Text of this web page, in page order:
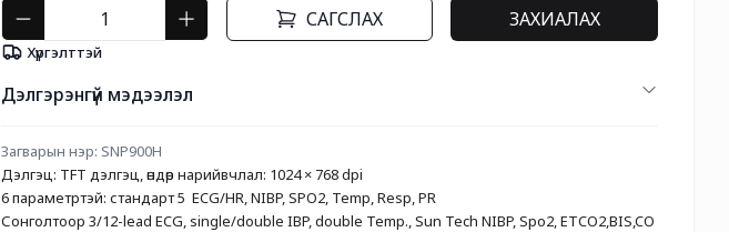
САГСЛАХ ЗАХИАЛАХ
Хүргэлттэй
Дэлгэрэнгүй мэдээлэл
Загварын нэр: SNP900H
Дэлгэц: TFT дэлгэц, өндөр нарийвчлал: 1024 × 768 dpi
6 параметртэй: стандарт 5  ECG/HR, NIBP, SPO2, Temp, Resp, PR
Сонголтоор 3/12-lead ECG, single/double IBP, double Temp., Sun Tech NIBP, Spo2, ETCO2,BIS,CO